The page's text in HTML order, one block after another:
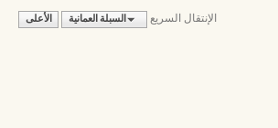
الإنتقال السريع السبلة العمانية الأعلى